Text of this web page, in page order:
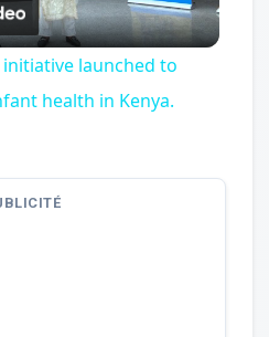
Video
initiative launched to
health in Kenya.